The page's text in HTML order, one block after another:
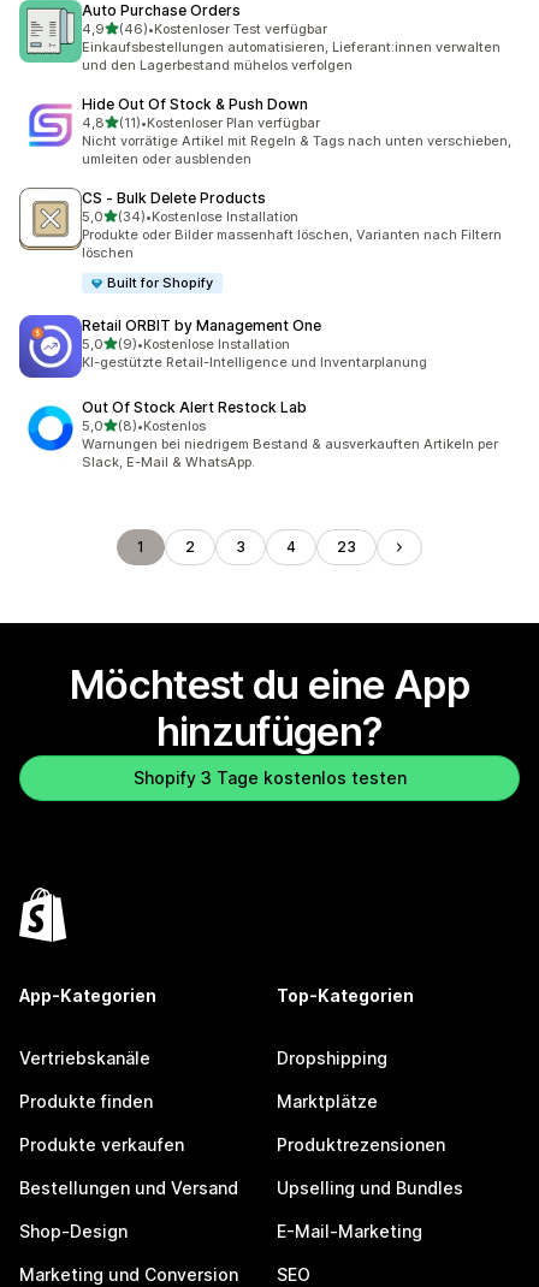
Auto Purchase Orders
4,9von 5 Sternen
(46)
46 Rezensionen insgesamt
•Kostenloser Test verfügbar
Einkaufsbestellungen automatisieren, Lieferant:innen verwalten
und den Lagerbestand mühelos verfolgen
Hide Out Of Stock & Push Down
4,8von 5 Sternen
(11)
11 Rezensionen insgesamt
•Kostenloser Plan verfügbar
Nicht vorrätige Artikel mit Regeln & Tags nach unten verschieben,
umleiten oder ausblenden
CS ‑ Bulk Delete Products
5,0von 5 Sternen
(34)
34 Rezensionen insgesamt
•Kostenlose Installation
Produkte oder Bilder massenhaft löschen, Varianten nach Filtern
löschen
Built for Shopify
Retail ORBIT by Management One
5,0von 5 Sternen
(9)
9 Rezensionen insgesamt
•Kostenlose Installation
KI-gestützte Retail-Intelligence und Inventarplanung
Out Of Stock Alert Restock Lab
5,0von 5 Sternen
(8)
8 Rezensionen insgesamt
•Kostenlos
Warnungen bei niedrigem Bestand & ausverkauften Artikeln per
Slack, E-Mail & WhatsApp.
1 2 3 4 23
Möchtest du eine App
hinzufügen?
Shopify 3 Tage kostenlos testen
App-Kategorien
Vertriebskanäle
Produkte finden
Produkte verkaufen
Bestellungen und Versand
Shop-Design
Marketing und Conversion
Top-Kategorien
Dropshipping
Marktplätze
Produktrezensionen
Upselling und Bundles
E-Mail-Marketing
SEO